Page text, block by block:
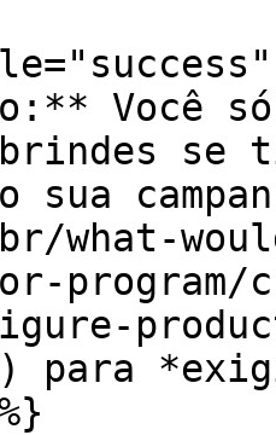
Você
se
sua
what-
program/
para